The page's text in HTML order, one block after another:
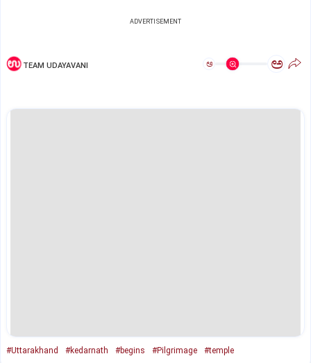
ADVERTISEMENT
TEAM UDAYAVANI ಅ ಅ
#Uttarakhand #kedarnath #begins #Pilgrimage #temple